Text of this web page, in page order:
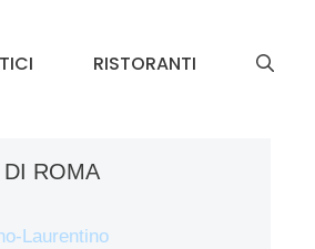
RISTORANTI
ROMA
Laurentino